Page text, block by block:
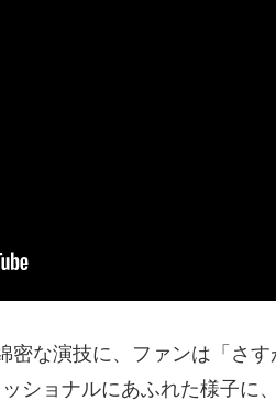
密な演技に、ファンは「さ
ショナルにあふれた様子に